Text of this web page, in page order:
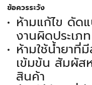
ข้อควรระวัง
ห้ามแก้ไข ดัด
งานผิดประเภท
ห้ามใช้น้ำยาที่
เข้มข้น สัมผัส
สินค้า